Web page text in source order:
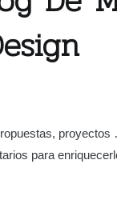
para